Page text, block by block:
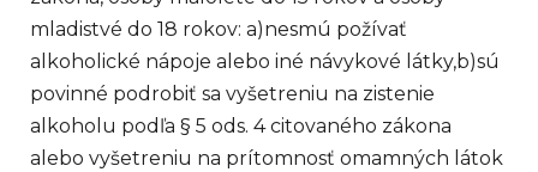
mladistvé do 18 rokov: a)nesmú požívať
alkoholické nápoje alebo iné návykové látky,b)sú
povinné podrobiť sa vyšetreniu na zistenie
alkoholu podľa § 5 ods. 4 citovaného zákona
alebo vyšetreniu na prítomnosť omamných látok